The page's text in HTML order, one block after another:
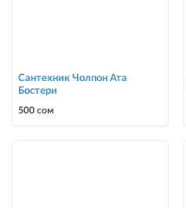
Сантехник Чолпон Ата
Бостери
500 сом